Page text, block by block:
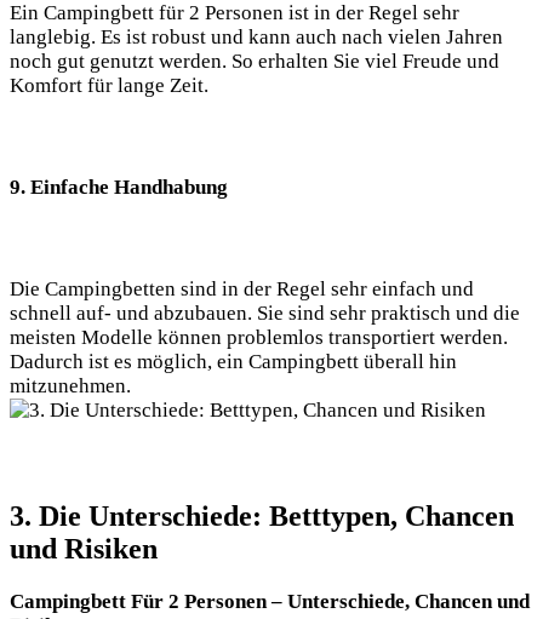
Ein Campingbett für 2 Personen ist in der Regel sehr
langlebig. Es ist robust und kann auch nach vielen Jahren
noch gut genutzt werden. So erhalten Sie viel Freude und
Komfort für lange Zeit.
9. Einfache Handhabung
Die Campingbetten sind in der Regel sehr einfach und
schnell auf- und abzubauen. Sie sind sehr praktisch und die
meisten Modelle können problemlos transportiert werden.
Dadurch ist es möglich, ein Campingbett überall hin
mitzunehmen.
3. Die Unterschiede: Betttypen, Chancen
und Risiken
Campingbett Für 2 Personen – Unterschiede, Chancen und